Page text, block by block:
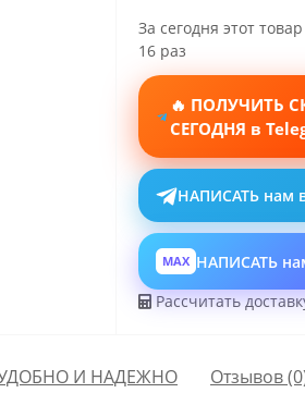
За сегодня этот
16 раз
🔥 ПОЛУЧИТЬ
СЕГОДНЯ в
НАПИСАТЬ нам
MAX НАПИСАТЬ
Рассчитать
И НАДЕЖНО Отзывов